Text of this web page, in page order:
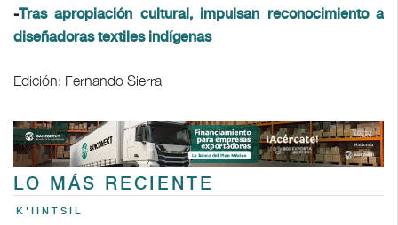
-Tras apropiación cultural, impulsan reconocimiento a
diseñadoras textiles indígenas
Edición: Fernando Sierra
LO MÁS RECIENTE
K'IINTSIL